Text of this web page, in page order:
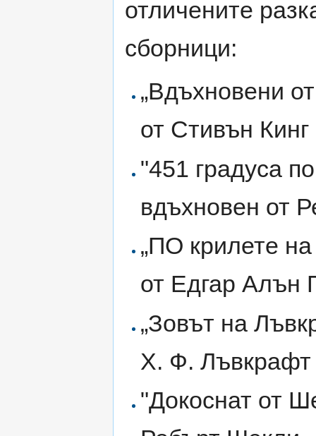
отличените
сборници:
„Вдъхновени
от Стивън Кинг
"451 градуса
вдъхновен от
„ПО крилете на
от Едгар Алън
„Зовът на
Х. Ф. Лъвкрафт
"Докоснат от